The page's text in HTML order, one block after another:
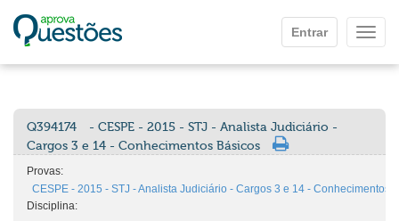
Entrar
Q394174
- CESPE - 2015 - STJ - Analista Judiciário -
Cargos 3 e 14 - Conhecimentos Básicos
Provas:
CESPE - 2015 - STJ - Analista Judiciário - Cargos 3 e 14 - Conhecimentos
Disciplina: